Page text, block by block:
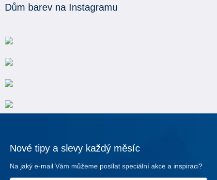
Dům barev na Instagramu
Nové tipy a slevy každý měsíc
Na jaký e-mail Vám můžeme posílat speciální akce a inspiraci?